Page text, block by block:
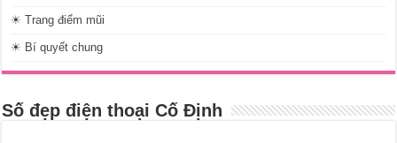
☀ Trang điểm mũi
☀ Bí quyết chung
Số đẹp điện thoại Cố Định